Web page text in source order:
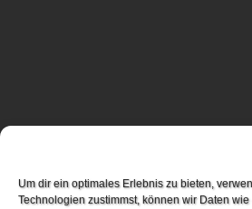
Um dir ein optimales Erlebnis zu bieten,
Technologien zustimmst, können wir Daten